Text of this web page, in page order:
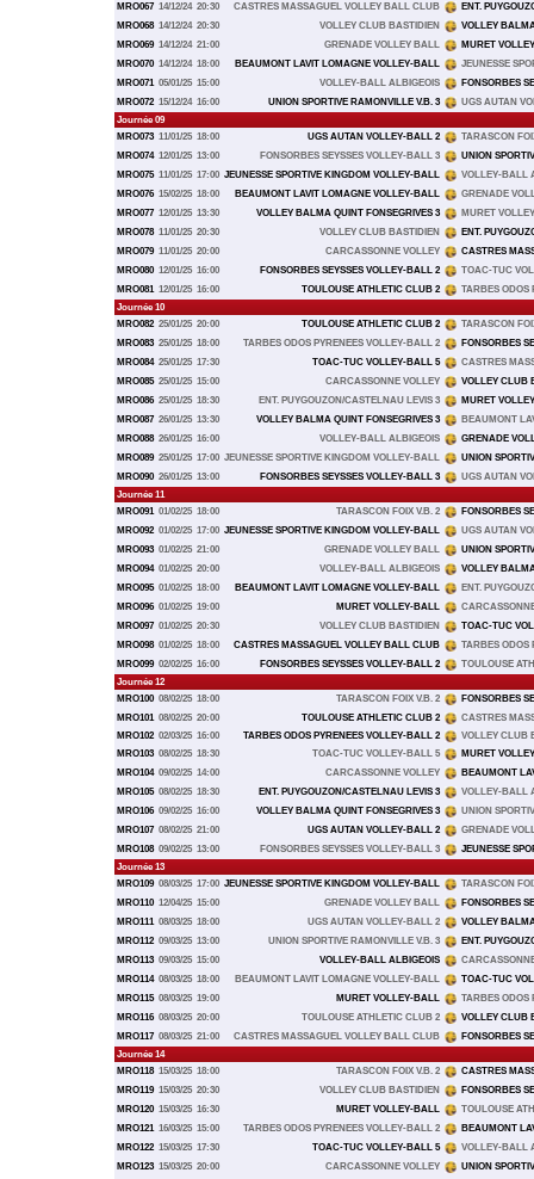
MRO067 14/12/24 20:30 CASTRES MASSAGUEL VOLLEY BALL CLUB
ENT.
MRO068 14/12/24 20:30 VOLLEY CLUB BASTIDIEN
VOLLEY
MRO069 14/12/24 21:00 GRENADE VOLLEY BALL
MURET
MRO070 14/12/24 18:00 BEAUMONT LAVIT LOMAGNE VOLLEY-BALL
JEUNESSE
MRO071 05/01/25 15:00 VOLLEY-BALL ALBIGEOIS
FONSORBES
MRO072 15/12/24 16:00 UNION SPORTIVE RAMONVILLE V.B. 3
UGS AUTAN
Journée 09
MRO073 11/01/25 18:00 UGS AUTAN VOLLEY-BALL 2
TARASCON
MRO074 12/01/25 13:00 FONSORBES SEYSSES VOLLEY-BALL 3
UNION
MRO075 11/01/25 17:00 JEUNESSE SPORTIVE KINGDOM VOLLEY-BALL
VOLLEY-BALL
MRO076 15/02/25 18:00 BEAUMONT LAVIT LOMAGNE VOLLEY-BALL
GRENADE
MRO077 12/01/25 13:30 VOLLEY BALMA QUINT FONSEGRIVES 3
MURET
MRO078 11/01/25 20:30 VOLLEY CLUB BASTIDIEN
ENT.
MRO079 11/01/25 20:00 CARCASSONNE VOLLEY
CASTRES
MRO080 12/01/25 16:00 FONSORBES SEYSSES VOLLEY-BALL 2
TOAC-TUC
MRO081 12/01/25 16:00 TOULOUSE ATHLETIC CLUB 2
TARBES ODOS
Journée 10
MRO082 25/01/25 20:00 TOULOUSE ATHLETIC CLUB 2
TARASCON
MRO083 25/01/25 18:00 TARBES ODOS PYRENEES VOLLEY-BALL 2
FONSORBES
MRO084 25/01/25 17:30 TOAC-TUC VOLLEY-BALL 5
CASTRES
MRO085 25/01/25 15:00 CARCASSONNE VOLLEY
VOLLEY CLUB
MRO086 25/01/25 18:30 ENT. PUYGOUZON/CASTELNAU LEVIS 3
MURET
MRO087 26/01/25 13:30 VOLLEY BALMA QUINT FONSEGRIVES 3
BEAUMONT
MRO088 26/01/25 16:00 VOLLEY-BALL ALBIGEOIS
GRENADE
MRO089 25/01/25 17:00 JEUNESSE SPORTIVE KINGDOM VOLLEY-BALL
UNION
MRO090 26/01/25 13:00 FONSORBES SEYSSES VOLLEY-BALL 3
UGS AUTAN
Journée 11
MRO091 01/02/25 18:00 TARASCON FOIX V.B. 2
FONSORBES
MRO092 01/02/25 17:00 JEUNESSE SPORTIVE KINGDOM VOLLEY-BALL
UGS AUTAN
MRO093 01/02/25 21:00 GRENADE VOLLEY BALL
UNION
MRO094 01/02/25 20:00 VOLLEY-BALL ALBIGEOIS
VOLLEY
MRO095 01/02/25 18:00 BEAUMONT LAVIT LOMAGNE VOLLEY-BALL
ENT.
MRO096 01/02/25 19:00 MURET VOLLEY-BALL
MRO097 01/02/25 20:30 VOLLEY CLUB BASTIDIEN
TOAC-TUC
MRO098 01/02/25 18:00 CASTRES MASSAGUEL VOLLEY BALL CLUB
TARBES ODOS
MRO099 02/02/25 16:00 FONSORBES SEYSSES VOLLEY-BALL 2
TOULOUSE
Journée 12
MRO100 08/02/25 18:00 TARASCON FOIX V.B. 2
FONSORBES
MRO101 08/02/25 20:00 TOULOUSE ATHLETIC CLUB 2
CASTRES
MRO102 02/03/25 16:00 TARBES ODOS PYRENEES VOLLEY-BALL 2
VOLLEY CLUB
MRO103 08/02/25 18:30 TOAC-TUC VOLLEY-BALL 5
MURET
MRO104 09/02/25 14:00 CARCASSONNE VOLLEY
BEAUMONT
MRO105 08/02/25 18:30 ENT. PUYGOUZON/CASTELNAU LEVIS 3
VOLLEY-BALL
MRO106 09/02/25 16:00 VOLLEY BALMA QUINT FONSEGRIVES 3
UNION
MRO107 08/02/25 21:00 UGS AUTAN VOLLEY-BALL 2
GRENADE
MRO108 09/02/25 13:00 FONSORBES SEYSSES VOLLEY-BALL 3
JEUNESSE
Journée 13
MRO109 08/03/25 17:00 JEUNESSE SPORTIVE KINGDOM VOLLEY-BALL
TARASCON
MRO110 12/04/25 15:00 GRENADE VOLLEY BALL
FONSORBES
MRO111 08/03/25 18:00 UGS AUTAN VOLLEY-BALL 2
VOLLEY
MRO112 09/03/25 13:00 UNION SPORTIVE RAMONVILLE V.B. 3
ENT.
MRO113 09/03/25 15:00 VOLLEY-BALL ALBIGEOIS
MRO114 08/03/25 18:00 BEAUMONT LAVIT LOMAGNE VOLLEY-BALL
TOAC-TUC
MRO115 08/03/25 19:00 MURET VOLLEY-BALL
TARBES ODOS
MRO116 08/03/25 20:00 TOULOUSE ATHLETIC CLUB 2
VOLLEY CLUB
MRO117 08/03/25 21:00 CASTRES MASSAGUEL VOLLEY BALL CLUB
FONSORBES
Journée 14
MRO118 15/03/25 18:00 TARASCON FOIX V.B. 2
CASTRES
MRO119 15/03/25 20:30 VOLLEY CLUB BASTIDIEN
FONSORBES
MRO120 15/03/25 16:30 MURET VOLLEY-BALL
TOULOUSE
MRO121 16/03/25 15:00 TARBES ODOS PYRENEES VOLLEY-BALL 2
BEAUMONT
MRO122 15/03/25 17:30 TOAC-TUC VOLLEY-BALL 5
VOLLEY-BALL
MRO123 15/03/25 20:00 CARCASSONNE VOLLEY
UNION